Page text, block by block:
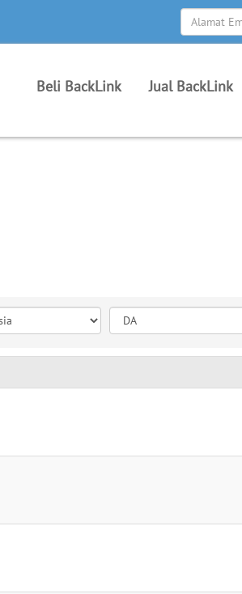
Beli BackLink Jual BackLink